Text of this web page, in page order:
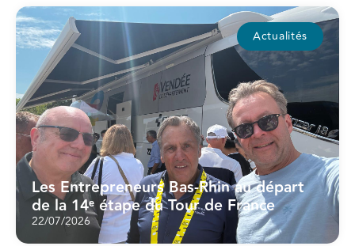
Actualités
Les Entrepreneurs Bas-Rhin au départ
de la 14ᵉ étape du Tour de France
22/07/2026